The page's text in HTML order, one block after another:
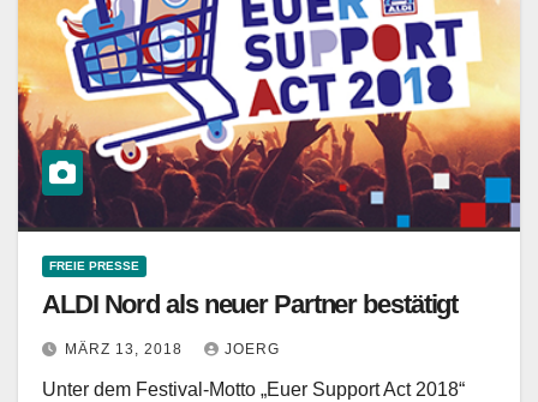
FREIE PRESSE
ALDI Nord als neuer Partner bestätigt
MÄRZ 13, 2018 JOERG
Unter dem Festival-Motto „Euer Support Act 2018“